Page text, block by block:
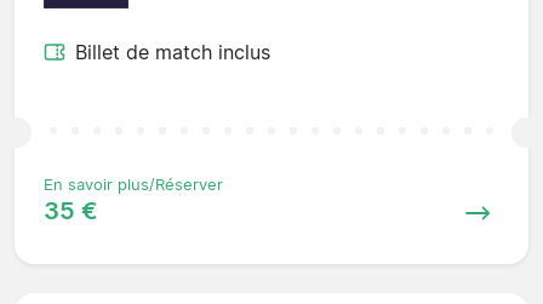
Billet de match inclus
En savoir plus/Réserver
35 €